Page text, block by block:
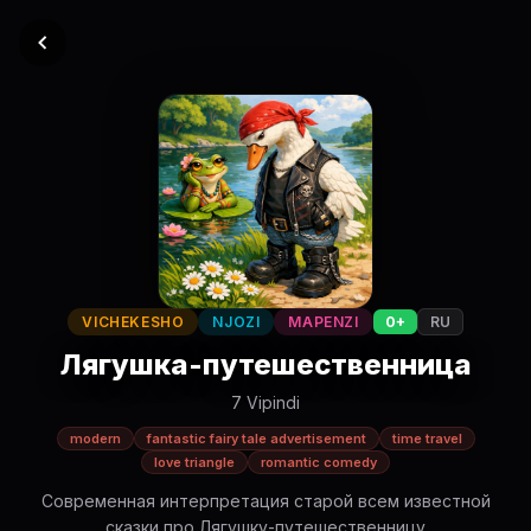
VICHEKESHO NJOZI MAPENZI 0+ RU
Лягушка-путешественница
7 Vipindi
modern fantastic fairy tale advertisement
time travel
love triangle
romantic comedy
Современная интерпретация старой всем известной
сказки про Лягушку-путешественницу